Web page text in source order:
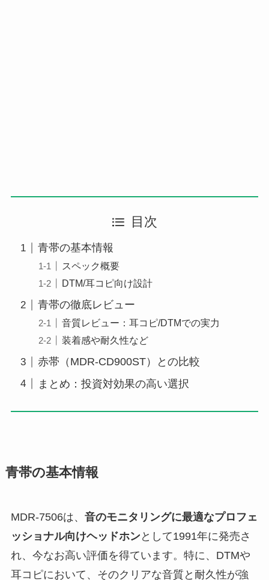
目次
青帯の基本情報
スペック概要
DTM/耳コピ向け設計
青帯の徹底レビュー
音質レビュー：耳コピ/DTMでの実力
装着感や耐久性など
赤帯（MDR-CD900ST）との比較
まとめ：投資対効果の高い選択
青帯の基本情報
MDR-7506は、 音のモニタリングに最適なプロフェ
ッショナル向けヘッドホンとして1991年に発売さ
れ、今なお高い評価を得ています。特に、DTMや
耳コピにおいて、そのクリアな音質と耐久性が強